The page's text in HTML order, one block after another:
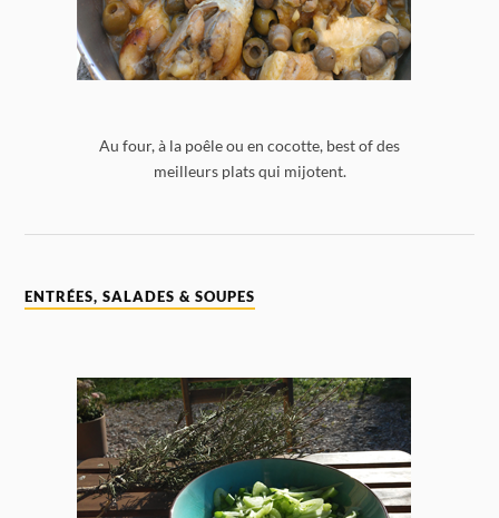
Au four, à la poêle ou en cocotte, best of des
meilleurs plats qui mijotent.
ENTRÉES, SALADES & SOUPES